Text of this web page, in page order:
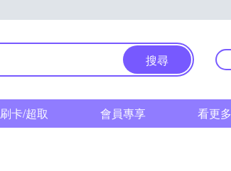
搜尋
刷卡/超取 會員專享 看更多